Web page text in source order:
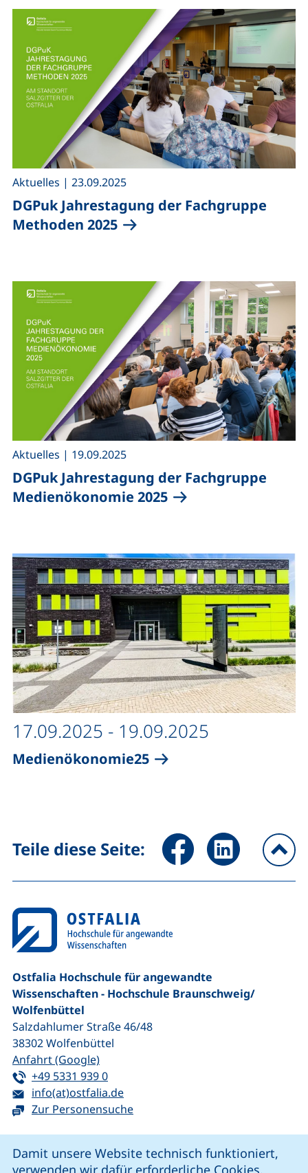
Damit unsere Website technisch funktioniert,
verwenden wir dafür erforderliche Cookies.
DGPuk Jahrestagung der Fachgruppe
Methoden 2025
Aktuelles | 23.09.2025
DGPuk Jahrestagung der Fachgruppe
Medienökonomie 2025
Aktuelles | 19.09.2025
Medienökonomie25
17.09.2025 - 19.09.2025
Teile diese Seite: Seite über Facebook teilen
Seite über
Ostfalia Hochschule für angewandte
Wissenschaften - Hochschule Braunschweig/​
Wolfenbüttel
Salzdahlumer Straße 46/48
38302Wolfenbüttel
Anfahrt (Google)(externer Link, öffnet neues Fenster)
Tel:
+49 5331 939 0(startet einen Telefonanruf, wenn Ihr
E-Mail:
info(at)ostfalia.de(öffnet Ihr E-Mail-Programm)
Zur Personensuche